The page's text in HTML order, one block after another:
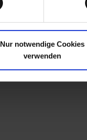
Nur notwendige Cookies
verwenden